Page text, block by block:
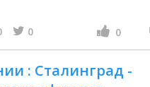
0 0
: Сталинград -